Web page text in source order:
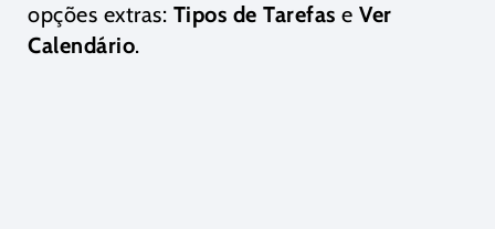
opções extras: Tipos de Tarefas e Ver
Calendário.